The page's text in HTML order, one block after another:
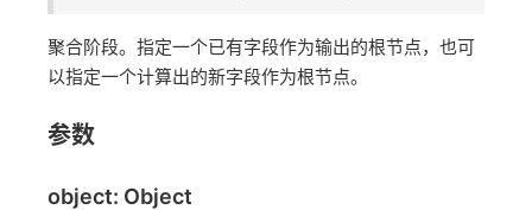
聚合阶段。指定一个已有字段作为输出的根节点，也可
以指定一个计算出的新字段作为根节点。
参数
object: Object